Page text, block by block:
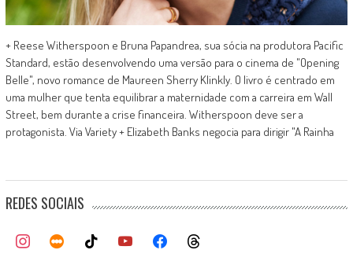
+ Reese Witherspoon e Bruna Papandrea, sua sócia na produtora Pacific
Standard, estão desenvolvendo uma versão para o cinema de "Opening
Belle", novo romance de Maureen Sherry Klinkly. O livro é centrado em
uma mulher que tenta equilibrar a maternidade com a carreira em Wall
Street, bem durante a crise financeira. Witherspoon deve ser a
protagonista. Via Variety + Elizabeth Banks negocia para dirigir "A Rainha
REDES SOCIAIS